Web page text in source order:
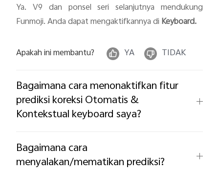
Indonesia | Pilih negara/wilayah
Ya. V9 dan ponsel seri selanjutnya mendukung
Funmoji. Anda dapat mengaktifkannya di Keyboard.
Apakah ini membantu? YA TIDAK
Bagaimana cara menonaktifkan fitur
prediksi koreksi Otomatis &
Kontekstual keyboard saya?
Bagaimana cara
menyalakan/mematikan prediksi?